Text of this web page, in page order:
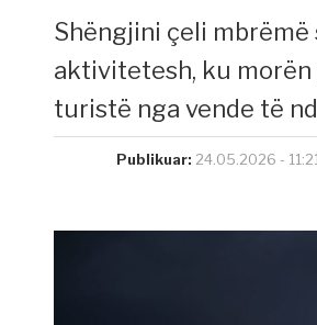
Shëngjini çeli mbrëmë
aktivitetesh, ku morën
turistë nga vende të
Publikuar: 24.05.2026 - 11:21